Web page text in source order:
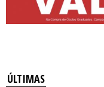
ÚLTIMAS